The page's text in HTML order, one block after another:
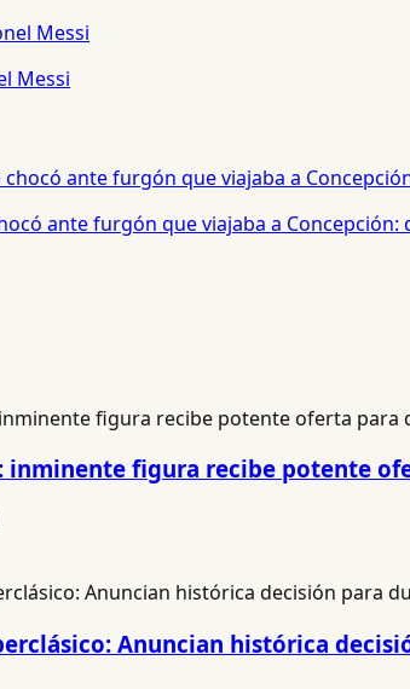
Messi
ante furgón que viajaba a
inminente figura recibe potente
Anuncian histórica